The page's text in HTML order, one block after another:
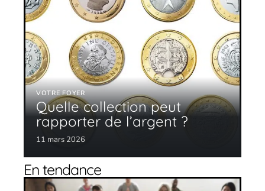
VOTRE FOYER
Quelle collection peut
rapporter de l’argent ?
11 mars 2026
En tendance